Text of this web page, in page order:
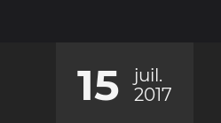
15
juil.
2017